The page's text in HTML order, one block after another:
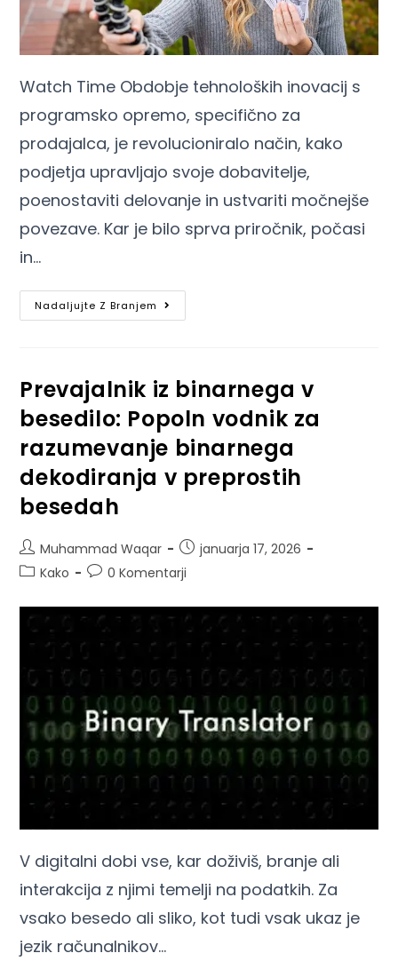
Watch Time Obdobje tehnoloških inovacij s
programsko opremo, specifično za
prodajalca, je revolucioniralo način, kako
podjetja upravljajo svoje dobavitelje,
poenostaviti delovanje in ustvariti močnejše
povezave. Kar je bilo sprva priročnik, počasi
in…
Nadaljujte Z Branjem
Prevajalnik iz binarnega v
besedilo: Popoln vodnik za
razumevanje binarnega
dekodiranja v preprostih
besedah
Muhammad Waqar
januarja 17, 2026
Kako
0 Komentarji
V digitalni dobi vse, kar doživiš, branje ali
interakcija z njimi temelji na podatkih. Za
vsako besedo ali sliko, kot tudi vsak ukaz je
jezik računalnikov…